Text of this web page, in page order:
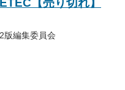
【売り切れ】
版編集委員会